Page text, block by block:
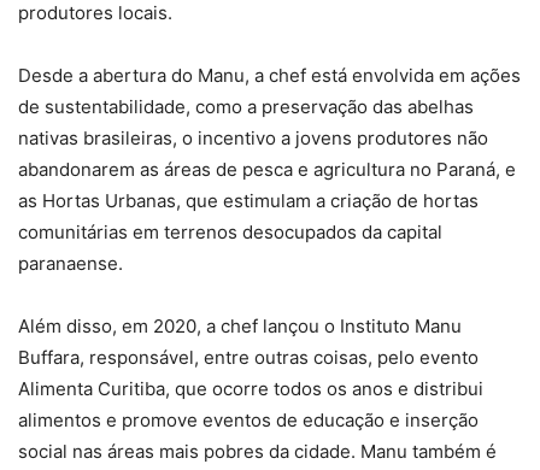
produtores locais.
Desde a abertura do Manu, a chef está envolvida em ações
de sustentabilidade, como a preservação das abelhas
nativas brasileiras, o incentivo a jovens produtores não
abandonarem as áreas de pesca e agricultura no Paraná, e
as Hortas Urbanas, que estimulam a criação de hortas
comunitárias em terrenos desocupados da capital
paranaense.
Além disso, em 2020, a chef lançou o Instituto Manu
Buffara, responsável, entre outras coisas, pelo evento
Alimenta Curitiba, que ocorre todos os anos e distribui
alimentos e promove eventos de educação e inserção
social nas áreas mais pobres da cidade. Manu também é